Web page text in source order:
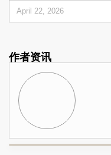
April 22, 2026
作者资讯